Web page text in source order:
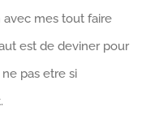
avec mes tout faire
est de deviner pour
pas etre si